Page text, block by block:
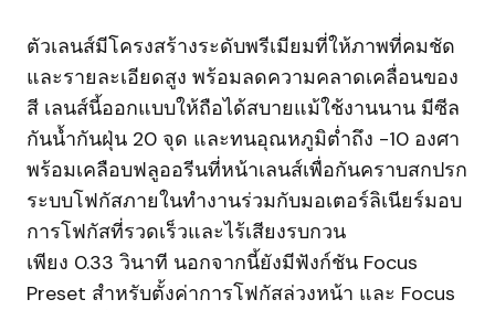
ตัวเลนส์มีโครงสร้างระดับพรีเมียมที่ให้ภาพที่คมชัด
และรายละเอียดสูง พร้อมลดความคลาดเคลื่อนของ
สี เลนส์นี้ออกแบบให้ถือได้สบายแม้ใช้งานนาน มีซีล
กันน้ำกันฝุ่น 20 จุด และทนอุณหภูมิต่ำถึง -10 องศา
พร้อมเคลือบฟลูออรีนที่หน้าเลนส์เพื่อกันคราบสกปรก
ระบบโฟกัสภายในทำงานร่วมกับมอเตอร์ลิเนียร์มอบ
การโฟกัสที่รวดเร็วและไร้เสียงรบกวน
เพียง 0.33 วินาที นอกจากนี้ยังมีฟังก์ชัน Focus
Preset สำหรับตั้งค่าการโฟกัสล่วงหน้า และ Focus